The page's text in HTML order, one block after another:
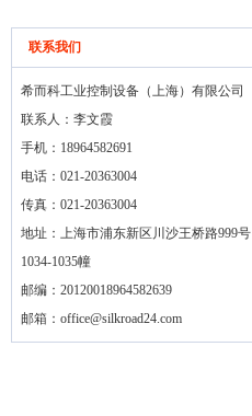
联系我们
希而科工业控制设备（上海）有限公司
联系人：李文霞
手机：18964582691
电话：021-20363004
传真：021-20363004
地址：上海市浦东新区川沙王桥路999号
1034-1035幢
邮编：20120018964582639
邮箱： office@silkroad24.com